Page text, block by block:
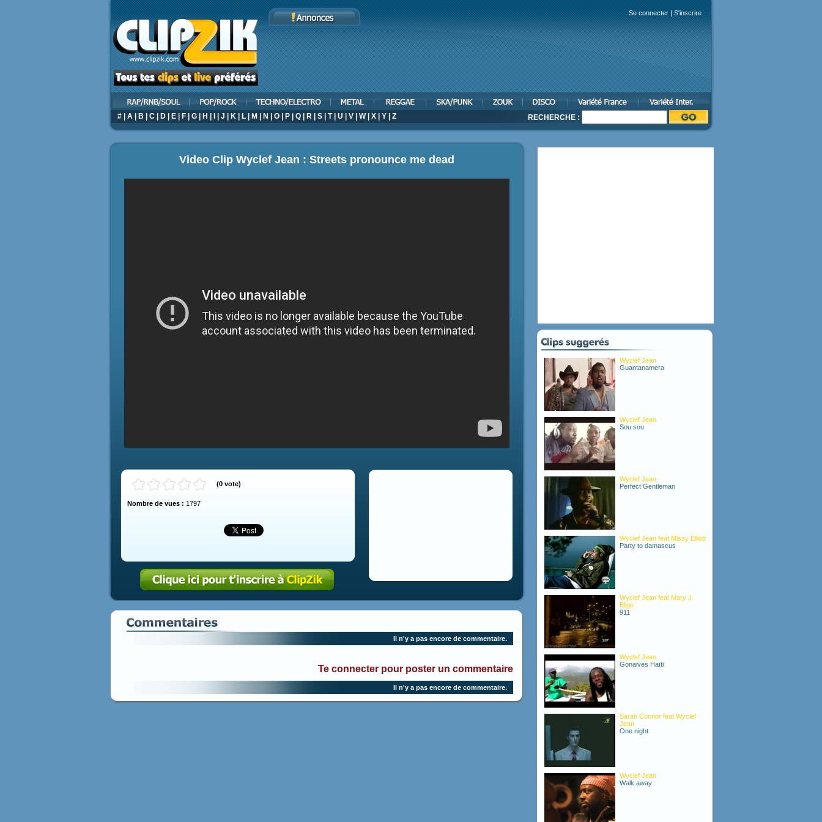
Se connecter | S'inscrire
# A B C D E F G H J K L M N O P Q R S T| U V W| X Y Z RECHERCHE :
Video Clip Wyclef Jean : Streets pronounce me dead
(0 vote)
Nombre de vues : 1797
Il n'y a pas encore de commentaire.
Te connecter pour poster un commentaire
Il n'y a pas encore de commentaire.
Wyclef Jean
Guantanamera
Wyclef Jean
Sou sou
Wyclef Jean
Perfect Gentleman
Wyclef Jean feat Missy Elliott
Party to damascus
Wyclef Jean feat Mary J.
Blige
911
Wyclef Jean
Gonaives Haïti
Sarah Connor feat Wyclef
Jean
One night
Wyclef Jean
Walk away